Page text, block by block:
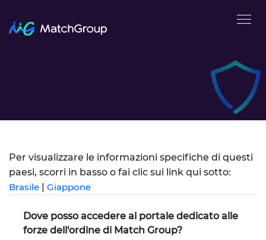
Per visualizzare le informazioni specifiche di questi
paesi, scorri in basso o fai clic sui link qui sotto:
Brasile | Giappone
Dove posso accedere al portale dedicato alle
forze dell'ordine di Match Group?